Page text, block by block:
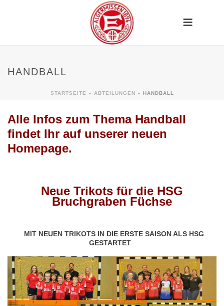
HANDBALL
STARTSEITE » ABTEILUNGEN » HANDBALL
Alle Infos zum Thema Handball
findet Ihr auf unserer neuen
Homepage.
Neue Trikots für die HSG
Bruchgraben Füchse
MIT NEUEN TRIKOTS IN DIE ERSTE SAISON ALS HSG
GESTARTET